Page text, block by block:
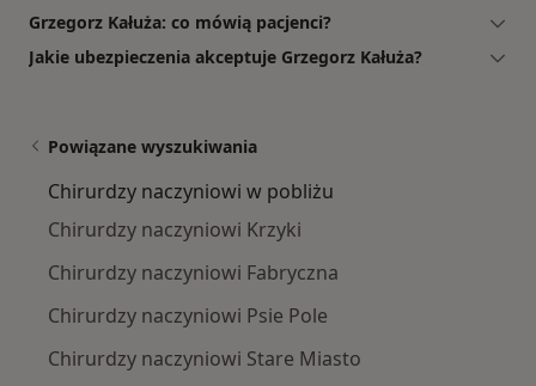
Grzegorz Kałuża: co mówią pacjenci?
Jakie ubezpieczenia akceptuje Grzegorz Kałuża?
Powiązane wyszukiwania
Chirurdzy naczyniowi w pobliżu
Chirurdzy naczyniowi Krzyki
Chirurdzy naczyniowi Fabryczna
Chirurdzy naczyniowi Psie Pole
Chirurdzy naczyniowi Stare Miasto